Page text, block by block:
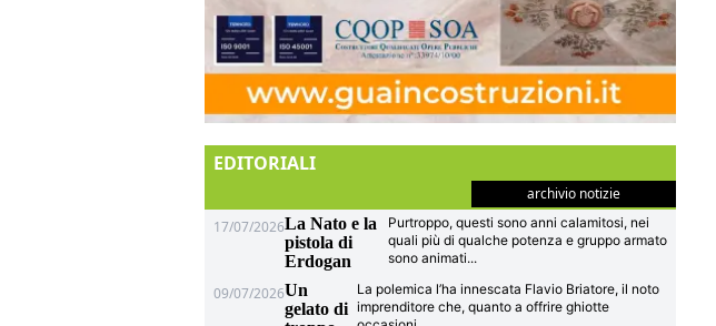
EDITORIALI
archivio notizie
17/07/2026La Nato e la
pistola di
Erdogan
Purtroppo, questi sono anni calamitosi, nei
quali più di qualche potenza e gruppo armato
sono animati...
09/07/2026Un
gelato di
La polemica l’ha innescata Flavio Briatore, il noto
imprenditore che, quanto a offrire ghiotte